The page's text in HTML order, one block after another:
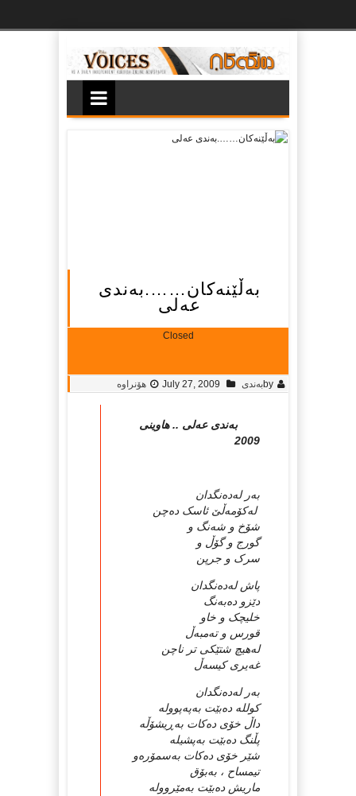
به‌ڵێنه‌کان…….به‌ندی
عه‌لی
Closed
byبه‌ندی July 27, 2009 هۆنراوە
به‌ندی عه‌لی .. هاوینی
2009
به‌ر له‌ده‌نگدان
له‌کۆمه‌ڵێ ئاسک ده‌چن
شۆخ و شه‌نگ و
گورج و گۆڵ و
سرک و جرپن
پاش له‌ده‌نگدان
دێزو ده‌به‌نگ
خلیچک و خاو
قورس و ته‌مبه‌ڵ
له‌هیچ شتێکی تر ناچن
غه‌یری کیسه‌ڵ
به‌ر له‌ده‌نگدان
کولله‌ ده‌بێت به‌په‌پووله‌
داڵ خۆی ده‌کات به‌ڕیشۆڵه‌
پڵنگ ده‌بێت به‌پشیله‌
شێر خۆی ده‌کات به‌سمۆره‌و
تیمساح ، به‌بۆق
ماریش ده‌بێت به‌مێرووله‌